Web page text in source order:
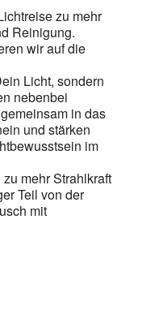
zu mehr
Reinigung.
wir auf die
Licht, sondern
nebenbei
in das
und stärken
im
mehr Strahlkraft
Teil von der
mit